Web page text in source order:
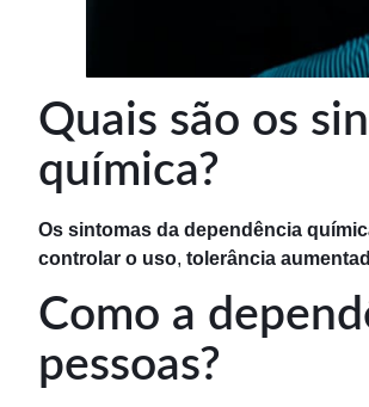
Quais são os
química?
Os sintomas da dependência
controlar o uso, tolerância
Como a
pessoas?